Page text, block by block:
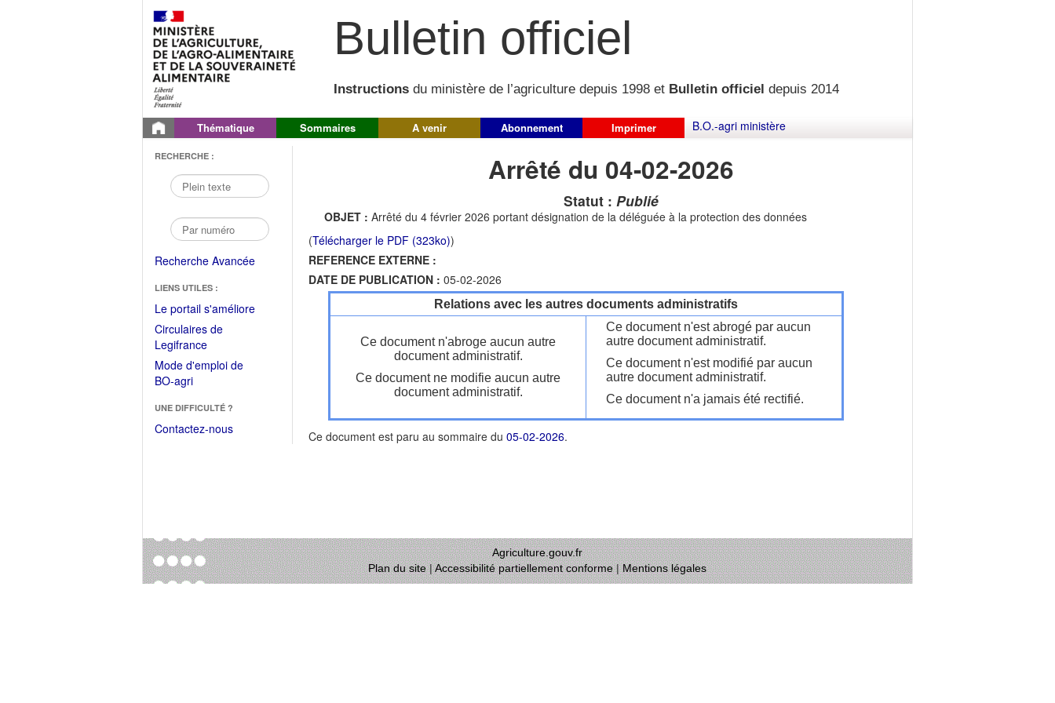
Bulletin officiel
Instructions du ministère de l’agriculture depuis 1998 et Bulletin officiel depuis 2014
Thématique Sommaires A venir Abonnement Imprimer B.O.-agri ministère
RECHERCHE :
Recherche Avancée
LIENS UTILES :
Le portail s'améliore(Fichier
Circulaires de
Legifrance(Ouvrir
dans
une
fenêtre)
Mode d'emploi de
BO-agri(Ouvrir
une
nouvelle
UNE DIFFICULTÉ ?
Contactez-nous
Arrêté du 04-02-2026
Statut : Publié
OBJET : Arrêté du 4 février 2026 portant désignation de la déléguée à la protection des données
(Télécharger le PDF (323ko))
REFERENCE EXTERNE :
DATE DE PUBLICATION : 05-02-2026
Relations avec les autres documents administratifs
Ce document n'abroge aucun autre
document administratif.
Ce document ne modifie aucun autre
document administratif.
Ce document n'est abrogé par aucun
autre document administratif.
Ce document n'est modifié par aucun
autre document administratif.
Ce document n'a jamais été rectifié.
Ce document est paru au sommaire du 05-02-2026.
Agriculture.gouv.fr
Plan du site|Accessibilité partiellement conforme|Mentions légales